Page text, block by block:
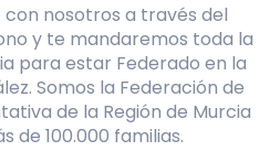
nosotros a través del
y te mandaremos toda la
para estar Federado en la
Somos la Federación de
de la Región de Murcia
de 100.000 familias.